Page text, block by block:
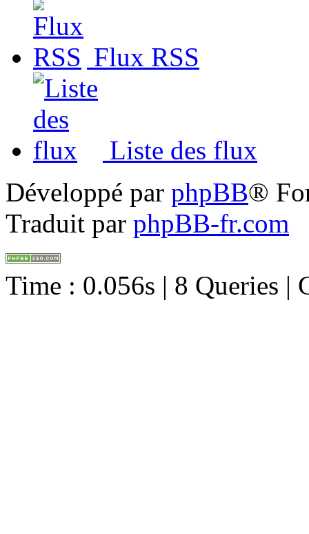
Flux RSS
Liste des flux
Développé par phpBB®
Traduit par phpBB-fr.com
Time : 0.056s | 8 Queries |